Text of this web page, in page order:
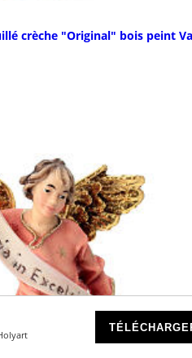
crèche "Original" bois peint